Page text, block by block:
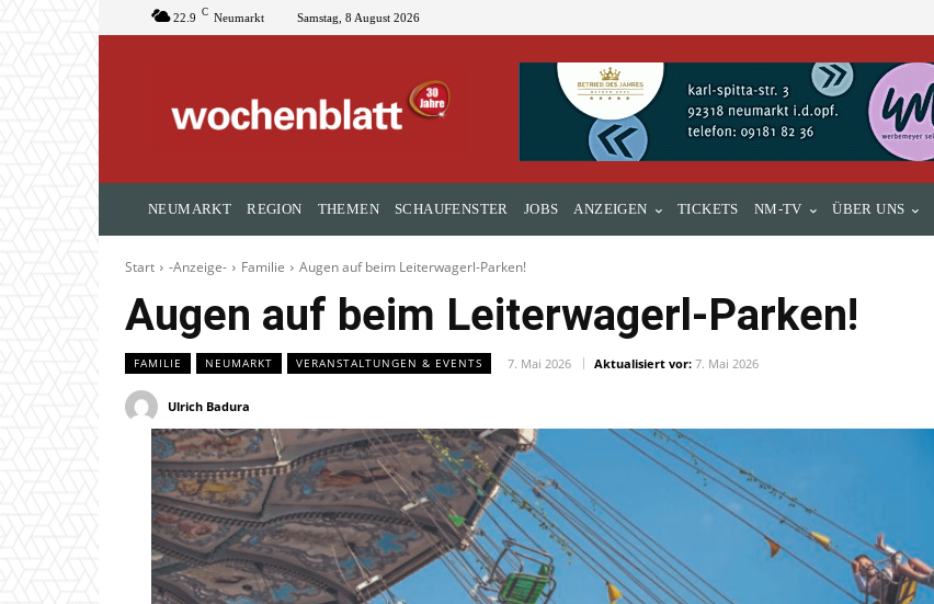
22.9 C Neumarkt Samstag, 8 August 2026
NEUMARKT REGION THEMEN SCHAUFENSTER JOBS ANZEIGEN TICKETS NM-TV ÜBER UNS
Start -Anzeige- Familie Augen auf beim Leiterwagerl-Parken!
Augen auf beim Leiterwagerl-Parken!
FAMILIE NEUMARKT VERANSTALTUNGEN & EVENTS 7. Mai 2026 Aktualisiert vor: 7. Mai 2026
Ulrich Badura